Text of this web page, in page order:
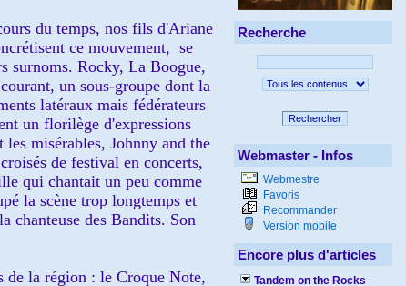
du temps, nos fils d'Ariane
ce mouvement, se
surnoms. Rocky, La Boogue,
un sous-groupe dont la
latéraux mais fédérateurs
un florilège d'expressions
misérables, Johnny and the
de festival en concerts,
qui chantait un peu comme
la scène trop longtemps et
chanteuse des Bandits. Son
de la région : le Croque Note,
Recherche
Rechercher
Webmaster - Infos
Webmestre
Favoris
Recommander
Version mobile
Encore plus d'articles
Tandem on the Rocks